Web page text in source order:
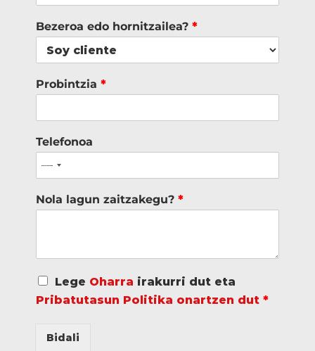
Bezeroa edo hornitzailea? *
Probintzia *
Telefonoa
Nola lagun zaitzakegu? *
A
c
u
Lege Oharra irakurri dut eta
Pribatutasun Politika onartzen dut *
Bidali